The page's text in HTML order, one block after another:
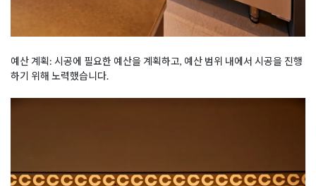
예산 계획: 시공에 필요한 예산을 계획하고, 예산 범위 내에서 시공을 진행
하기 위해 노력했습니다.